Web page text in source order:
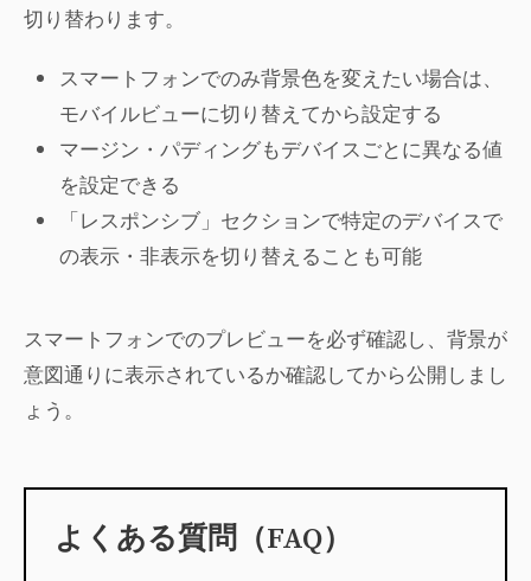
切り替わります。
スマートフォンでのみ背景色を変えたい場合は、
モバイルビューに切り替えてから設定する
マージン・パディングもデバイスごとに異なる値
を設定できる
「レスポンシブ」セクションで特定のデバイスで
の表示・非表示を切り替えることも可能
スマートフォンでのプレビューを必ず確認し、背景が
意図通りに表示されているか確認してから公開しまし
ょう。
よくある質問（FAQ）